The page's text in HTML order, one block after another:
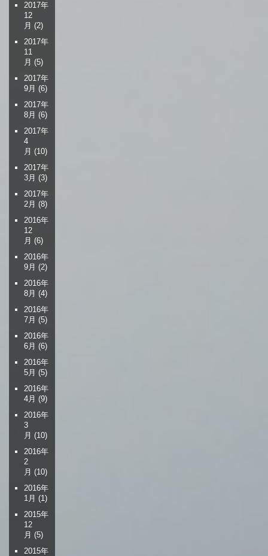
2017年
12
月 (2)
2017年
11
月 (5)
2017年
9月 (6)
2017年
8月 (6)
2017年
4
月 (10)
2017年
3月 (3)
2017年
2月 (8)
2016年
12
月 (6)
2016年
9月 (2)
2016年
8月 (4)
2016年
7月 (5)
2016年
6月 (6)
2016年
5月 (5)
2016年
4月 (9)
2016年
3
月 (10)
2016年
2
月 (10)
2016年
1月 (1)
2015年
12
月 (5)
2015年